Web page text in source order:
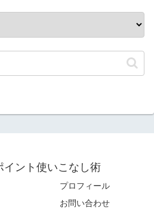
イント使いこなし術
プロフィール
お問い合わせ